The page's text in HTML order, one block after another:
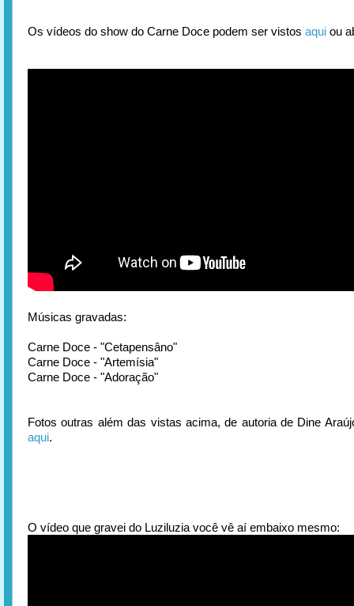
Os vídeos do show do Carne Doce podem ser vistos aqui ou
Músicas gravadas:
Carne Doce - "Cetapensâno"
Carne Doce - "Artemísia"
Carne Doce - "Adoração"
Fotos outras além das vistas acima, de autoria de Dine
aqui.
O vídeo que gravei do Luziluzia você vê aí embaixo mesmo: